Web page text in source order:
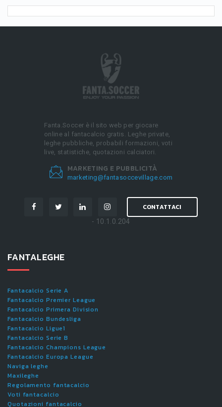
Fanta.Soccer è il sito web per giocare
online al fantacalcio gratis. Leghe private,
leghe pubbliche, probabili formazioni, voti
live, statistiche, quotazioni calciatori.
MARKETING E PUBBLICITÀ
marketing@fantasoccevillage.com
CONTATTACI
- 10.1.0.204
FANTALEGHE
Fantacalcio Serie A
Fantacalcio Premier League
Fantacalcio Primera Division
Fantacalcio Bundesliga
Fantacalcio Ligue1
Fantacalcio Serie B
Fantacalcio Champions League
Fantacalcio Europa League
Naviga leghe
Maxileghe
Regolamento fantacalcio
Voti fantacalcio
Quotazioni fantacalcio